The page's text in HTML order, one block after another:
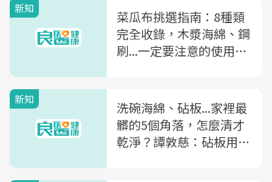
新知
菜瓜布挑選指南：8種類
完全收錄，木漿海綿、鋼
刷...一定要注意的使用事
新知
洗碗海綿、砧板...家裡最
髒的5個角落，怎麼清才
乾淨？譚敦慈：砧板用熱